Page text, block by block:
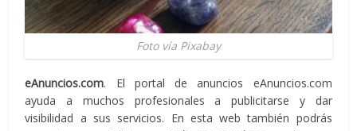
Foto vía Pixabay
eAnuncios.com. El portal de anuncios eAnuncios.com
ayuda a muchos profesionales a publicitarse y dar
visibilidad a sus servicios. En esta web también podrás